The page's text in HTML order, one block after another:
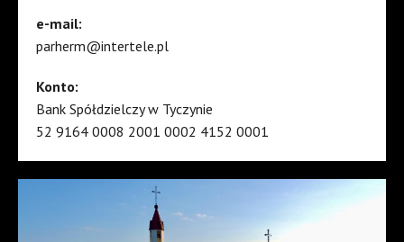
e-mail:
parherm@intertele.pl
Konto:
Bank Spółdzielczy w Tyczynie
52 9164 0008 2001 0002 4152 0001